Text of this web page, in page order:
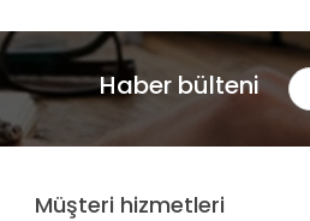
Haber bülteni
Müşteri hizmetleri